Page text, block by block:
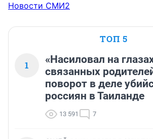
Новости СМИ2
ТОП 5
1
«Насиловал на
связанных
поворот в деле
россиян в Таиланде
13 591 7